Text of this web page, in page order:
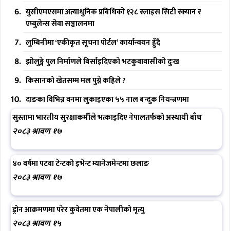
युसीएमएसमा अत्याधुनिक प्रबिधिको १२८ स्लाइस सिटी स्क्यान र
एम्बुलेन्स सेवा सञ्चालनमा
लुम्बिनीमा ‘एकीकृत सूचना पोर्टल’ कार्यान्वयन हुँदै
झोलुङ्गे पुल निर्माणले बिर्साइदिएको भटकुवावासीको दुःख
किसानको खेतसम्म मल पुग्ने कहिले ?
दाङका विभिन्न वनमा लुकाइएका ५५ नाल बन्दुक नियन्त्रणमा
सुस्तामा भारतीय सुरक्षाकर्मीले भत्काइदिए नेपालतर्फको अस्थायी बाँध
२०८३ श्रावण १७
४० वर्षमा पटवा टेन्टको इभेन्ट म्यानेजमेन्टमा छलाङ
२०८३ श्रावण १७
ड्रोन आक्रमणमा परेर कुवेतमा एक नेपालीको मृत्यु
२०८३ श्रावण १५